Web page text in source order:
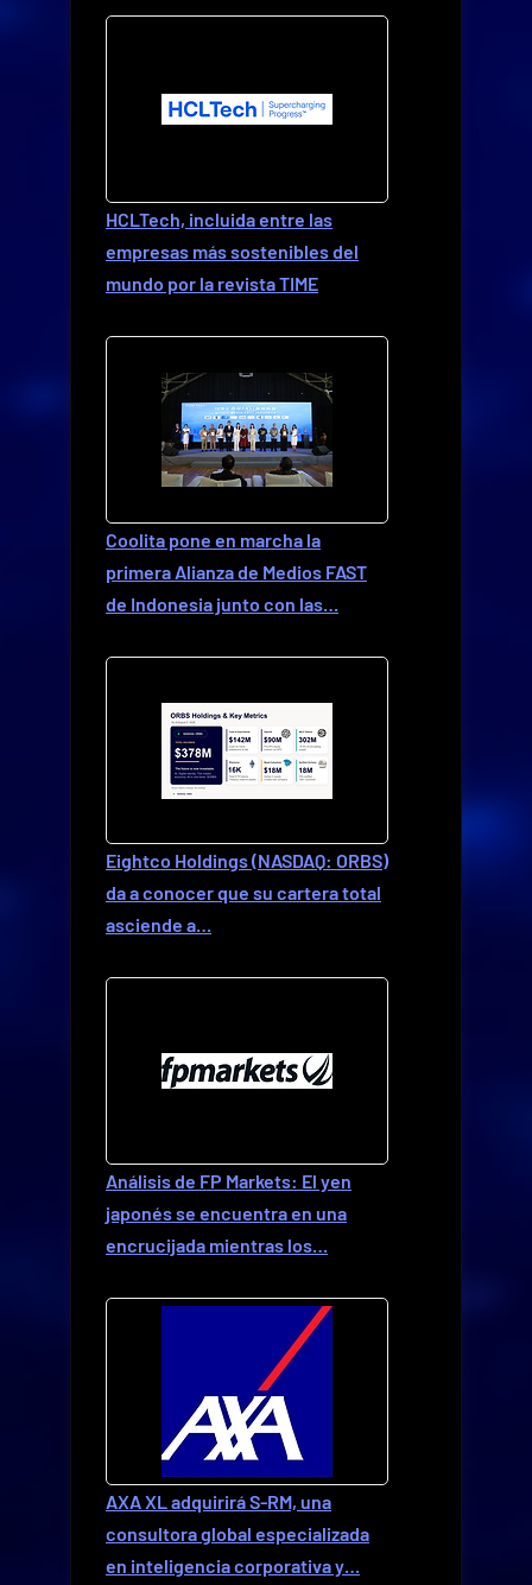
HCLTech, incluida entre las
empresas más sostenibles del
mundo por la revista TIME
Coolita pone en marcha la
primera Alianza de Medios FAST
de Indonesia junto con las…
Eightco Holdings (NASDAQ: ORBS)
da a conocer que su cartera total
asciende a…
Análisis de FP Markets: El yen
japonés se encuentra en una
encrucijada mientras los…
AXA XL adquirirá S-RM, una
consultora global especializada
en inteligencia corporativa y…